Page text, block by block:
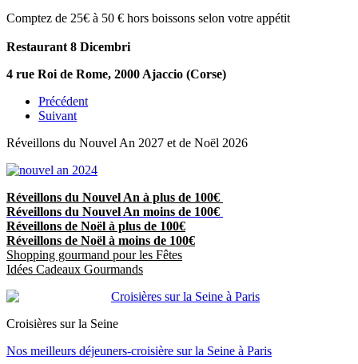
Comptez de 25€ à 50 € hors boissons selon votre appétit
Restaurant 8 Dicembri
4 rue Roi de Rome, 2000 Ajaccio (Corse)
Précédent
Suivant
Réveillons du Nouvel An 2027 et de Noël 2026
Réveillons du Nouvel An à plus de 100€
Réveillons du Nouvel An moins de 100€
Réveillons de Noël à plus de 100€
Réveillons de Noël à moins de 100€
Shopping gourmand pour les Fêtes
Idées Cadeaux Gourmands
Croisières sur la Seine
Nos meilleurs déjeuners-croisière sur la Seine à Paris